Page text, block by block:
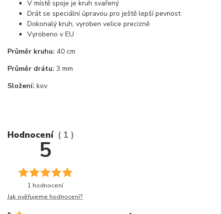
V místě spoje je kruh svařený
Drát se speciální úpravou pro ještě lepší pevnost
Dokonalý kruh, vyroben velice precizně
Vyrobeno v EU
Průměr kruhu: 40 cm
Průměr drátu: 3 mm
Složení: kov
Hodnocení 1
5
1 hodnocení
Jak ověřujeme hodnocení?